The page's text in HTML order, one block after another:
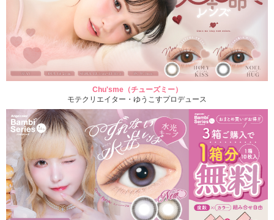
Chu'sme（チューズミー）
モテクリエイター・ゆうこすプロデュース